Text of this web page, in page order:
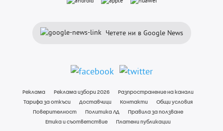
Четете ни в Google News
Реклама Реклама избори 2026
Разпространение на канали
Тарифа за откъси
Доставчици Контакти
Общи условия
Поверителност
Политика ЛД
Правила за ползване
Етика и съответствие
Платени публикации